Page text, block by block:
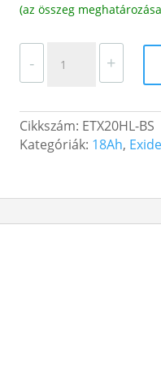
(az összeg
-
AGM
ETX20HL-
BS
12V
+
Cikkszám: ETX20HL-BS
Kategóriák: 18Ah,